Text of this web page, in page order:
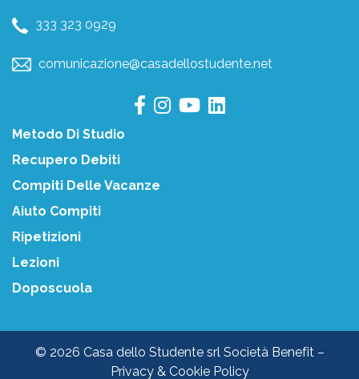
333 323 0929
comunicazione@casadellostudente.net
Metodo Di Studio
Recupero Debiti
Compiti Delle Vacanze
Aiuto Compiti
Ripetizioni
Lezioni
Doposcuola
© 2026 Casa dello Studente srl Società Benefit –
Privacy & Cookie Policy